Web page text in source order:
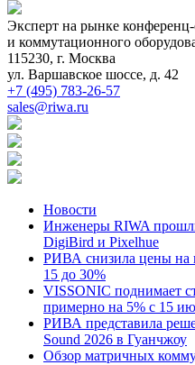
Эксперт на рынке
и коммутационного
115230, г. Москва
ул. Варшавское шоссе, д. 42
+7 (495) 783-26-57
sales@riwa.ru
Новости
Инженеры RIWA
DigiBird и Pixelhue
РИВА снизила цены на
15 до 30%
VISSONIC поднимает
примерно на 5% с 15
РИВА представила
Sound 2026 в Гуанчжоу
Обзор матричных